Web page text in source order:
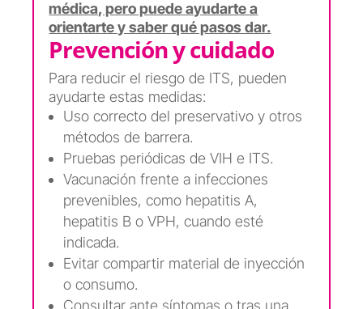
médica, pero puede ayudarte a
orientarte y saber qué pasos dar.
Prevención y cuidado
Para reducir el riesgo de ITS, pueden
ayudarte estas medidas:
Uso correcto del preservativo y otros
métodos de barrera.
Pruebas periódicas de VIH e ITS.
Vacunación frente a infecciones
prevenibles, como hepatitis A,
hepatitis B o VPH, cuando esté
indicada.
Evitar compartir material de inyección
o consumo.
Consultar ante síntomas o tras una